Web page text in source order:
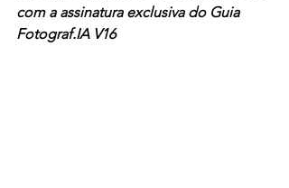
com a assinatura exclusiva do Guia
Fotograf.IA V16